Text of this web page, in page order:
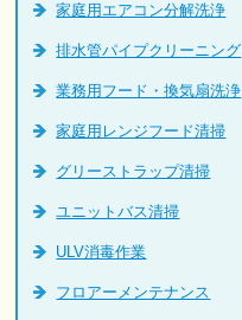
家庭用エアコン分解洗浄
排水管パイプクリーニング
業務用フード・換気扇洗浄
家庭用レンジフード清掃
グリーストラップ清掃
ユニットバス清掃
ULV消毒作業
フロアーメンテナンス